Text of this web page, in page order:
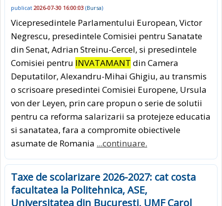
publicat 2026-07-30 16:00:03 (Bursa)
Vicepresedintele Parlamentului European, Victor
Negrescu, presedintele Comisiei pentru Sanatate
din Senat, Adrian Streinu-Cercel, si presedintele
Comisiei pentru INVATAMANT din Camera
Deputatilor, Alexandru-Mihai Ghigiu, au transmis
o scrisoare presedintei Comisiei Europene, Ursula
von der Leyen, prin care propun o serie de solutii
pentru ca reforma salarizarii sa protejeze educatia
si sanatatea, fara a compromite obiectivele
asumate de Romania ...continuare.
Taxe de scolarizare 2026-2027: cat costa
facultatea la Politehnica, ASE,
Universitatea din Bucuresti, UMF Carol